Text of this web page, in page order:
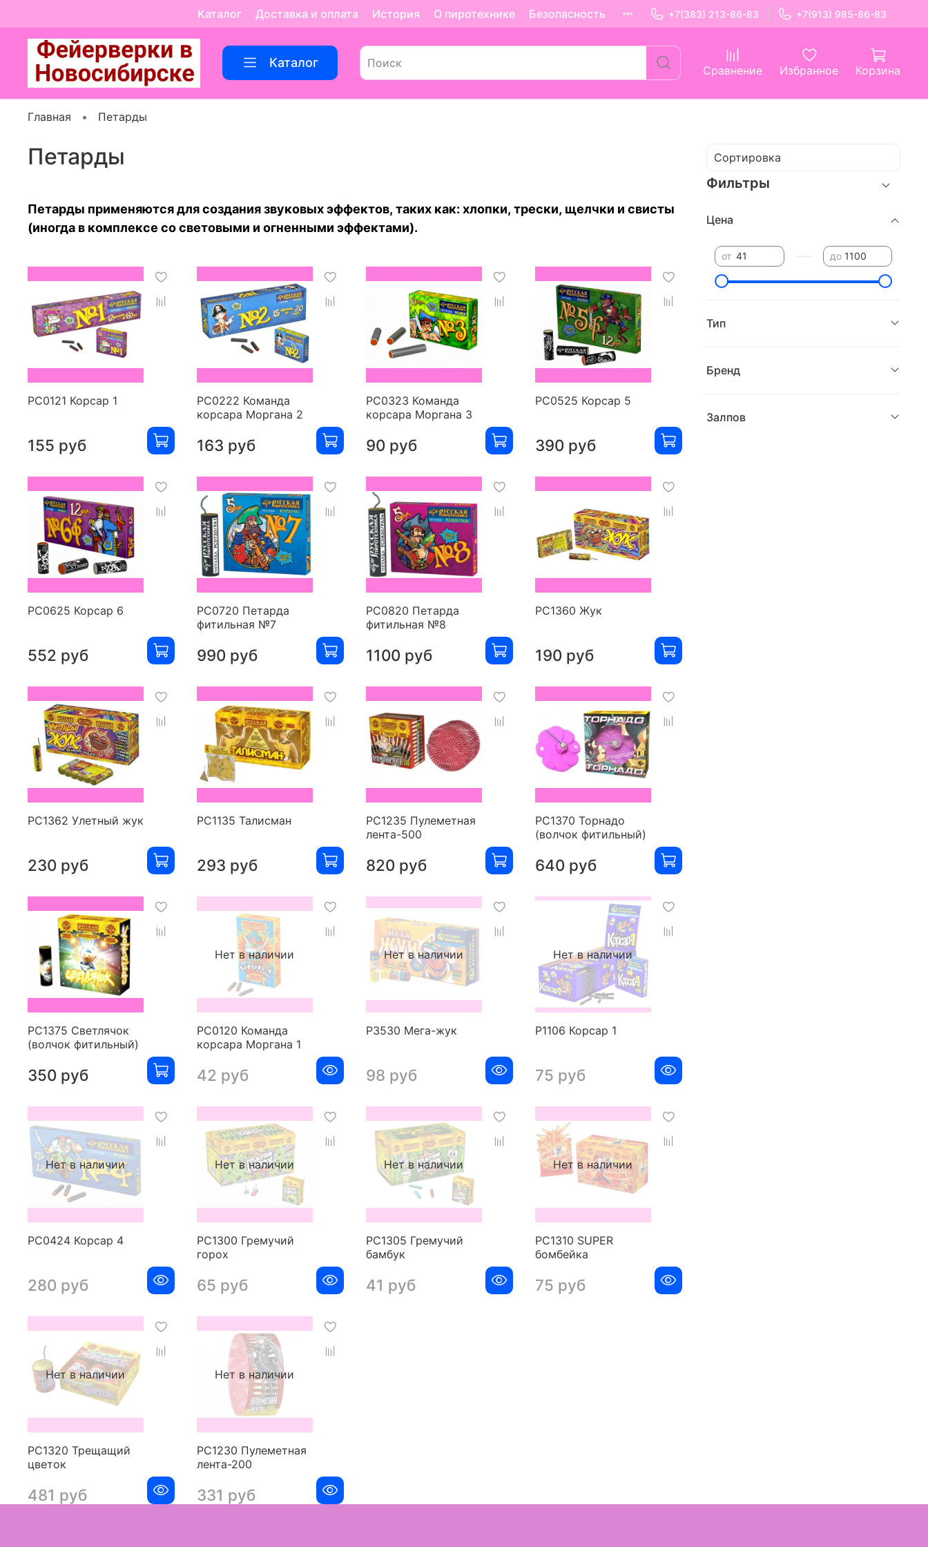
Каталог Доставка и оплата История О пиротехнике Безопасность +7(383) 213-86-83 +7(913) 985-86-83
Каталог
Сравнение Избранное Корзина
Главная Петарды
Петарды
Петарды применяются для создания звуковых эффектов, таких как: хлопки, трески, щелчки и свисты
(иногда в комплексе со световыми и огненными эффектами).
РС0121 Корсар 1
155 руб
РС0222 Команда
корсара Моргана 2
163 руб
РС0323 Команда
корсара Моргана 3
90 руб
РС0525 Корсар 5
390 руб
РС0625 Корсар 6
552 руб
РС0720 Петарда
фитильная №7
990 руб
РС0820 Петарда
фитильная №8
1100 руб
РС1360 Жук
190 руб
РС1362 Улетный жук
230 руб
РС1135 Талисман
293 руб
РС1235 Пулеметная
лента-500
820 руб
РС1370 Торнадо
(волчок фитильный)
640 руб
РС1375 Светлячок
(волчок фитильный)
350 руб
Нет в наличии
РС0120 Команда
корсара Моргана 1
42 руб
Нет в наличии
Р3530 Мега-жук
98 руб
Нет в наличии
Р1106 Корсар 1
75 руб
Нет в наличии
РС0424 Корсар 4
280 руб
Нет в наличии
РС1300 Гремучий
горох
65 руб
Нет в наличии
РС1305 Гремучий
бамбук
41 руб
Нет в наличии
РС1310 SUPER
бомбейка
75 руб
Нет в наличии
РС1320 Трещащий
цветок
481 руб
Нет в наличии
РС1230 Пулеметная
лента-200
331 руб
Фильтры
Цена
от до
Тип
Бренд
Залпов